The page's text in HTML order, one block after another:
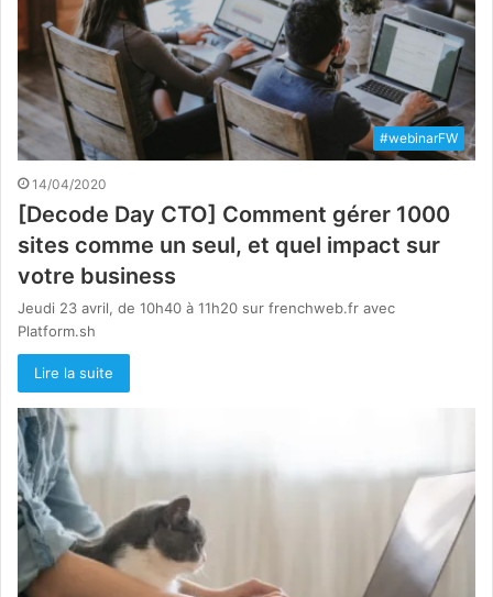
#webinarFW
14/04/2020
[Decode Day CTO] Comment gérer 1000
sites comme un seul, et quel impact sur
votre business
Jeudi 23 avril, de 10h40 à 11h20 sur frenchweb.fr avec
Platform.sh
Lire la suite